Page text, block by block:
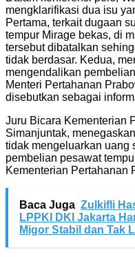
mengklarifikasi dua isu
Pertama, terkait dugaan
tempur Mirage bekas, di
tersebut dibatalkan
tidak berdasar. Kedua,
mengendalikan
Menteri Pertahanan
disebutkan sebagai
Juru Bicara Kementerian
Simanjuntak,
tidak mengeluarkan uang
pembelian pesawat
Kementerian Pertahanan
Baca Juga Zulkifli
LPPKI DKI Jakarta
Migor Stabil dan Tak